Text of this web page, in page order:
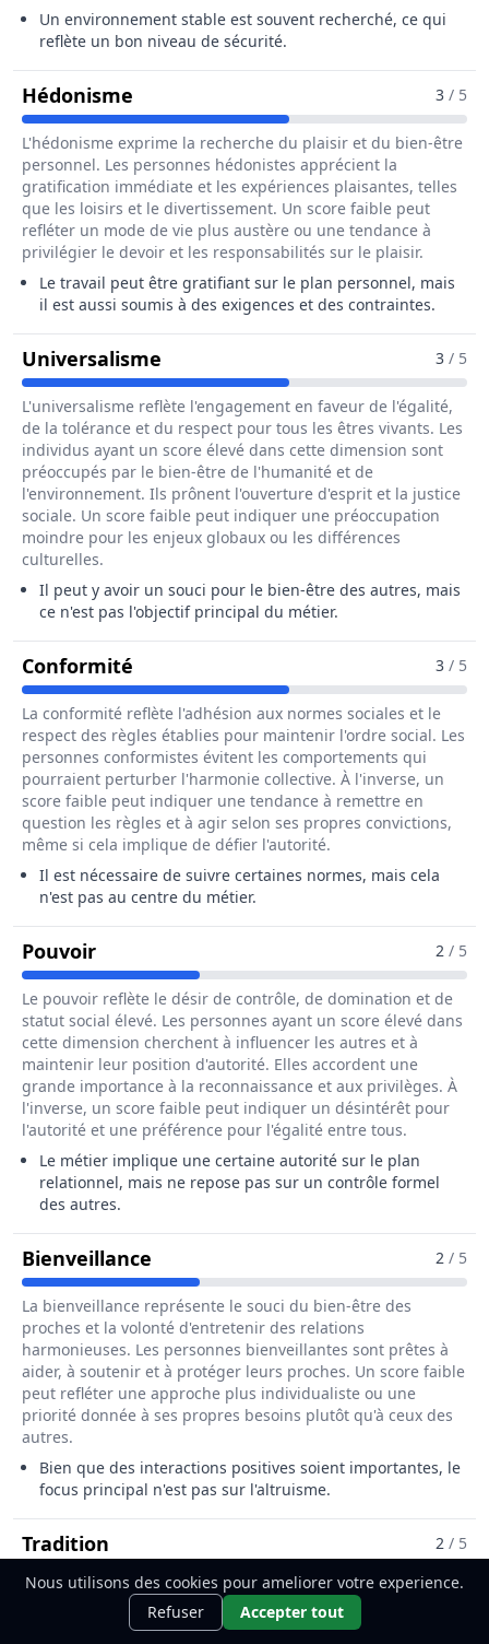
Un environnement stable est souvent recherché, ce qui
reflète un bon niveau de sécurité.
Hédonisme Pour Le Métier De Poseur / 3 / 5
L'hédonisme exprime la recherche du plaisir et du bien-être
personnel. Les personnes hédonistes apprécient la
gratification immédiate et les expériences plaisantes, telles
que les loisirs et le divertissement. Un score faible peut
refléter un mode de vie plus austère ou une tendance à
privilégier le devoir et les responsabilités sur le plaisir.
Le travail peut être gratifiant sur le plan personnel, mais
il est aussi soumis à des exigences et des contraintes.
Universalisme Pour Le Métier De Poseur / 3 / 5
L'universalisme reflète l'engagement en faveur de l'égalité,
de la tolérance et du respect pour tous les êtres vivants. Les
individus ayant un score élevé dans cette dimension sont
préoccupés par le bien-être de l'humanité et de
l'environnement. Ils prônent l'ouverture d'esprit et la justice
sociale. Un score faible peut indiquer une préoccupation
moindre pour les enjeux globaux ou les différences
culturelles.
Il peut y avoir un souci pour le bien-être des autres, mais
ce n'est pas l'objectif principal du métier.
Conformité Pour Le Métier De Poseur / 3 / 5
La conformité reflète l'adhésion aux normes sociales et le
respect des règles établies pour maintenir l'ordre social. Les
personnes conformistes évitent les comportements qui
pourraient perturber l'harmonie collective. À l'inverse, un
score faible peut indiquer une tendance à remettre en
question les règles et à agir selon ses propres convictions,
même si cela implique de défier l'autorité.
Il est nécessaire de suivre certaines normes, mais cela
n'est pas au centre du métier.
PouvoirPour Le Métier De Poseur / Poseuse De
2 / 5
Le pouvoir reflète le désir de contrôle, de domination et de
statut social élevé. Les personnes ayant un score élevé dans
cette dimension cherchent à influencer les autres et à
maintenir leur position d'autorité. Elles accordent une
grande importance à la reconnaissance et aux privilèges. À
l'inverse, un score faible peut indiquer un désintérêt pour
l'autorité et une préférence pour l'égalité entre tous.
Le métier implique une certaine autorité sur le plan
relationnel, mais ne repose pas sur un contrôle formel
des autres.
Bienveillance Pour Le Métier De Poseur / 2 / 5
La bienveillance représente le souci du bien-être des
proches et la volonté d'entretenir des relations
harmonieuses. Les personnes bienveillantes sont prêtes à
aider, à soutenir et à protéger leurs proches. Un score faible
peut refléter une approche plus individualiste ou une
priorité donnée à ses propres besoins plutôt qu'à ceux des
autres.
Bien que des interactions positives soient importantes, le
focus principal n'est pas sur l'altruisme.
Tradition Pour Le Métier De Poseur / Poseuse
2 / 5
La tradition exprime l'attachement aux coutumes, aux
croyances et aux pratiques culturelles ou religieuses
transmises de génération en génération. Les personnes
Ce métier t'intéresse ?Découvre
comment le devenir.
Nous utilisons des cookies pour ameliorer votre experience.
Refuser
Accepter tout